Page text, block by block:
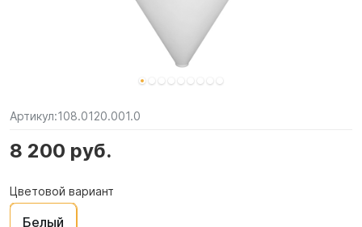
Артикул:108.0120.001.0
8 200 руб.
Цветовой вариант
Белый